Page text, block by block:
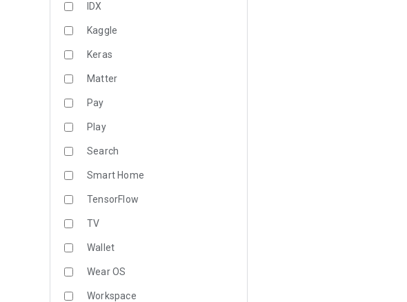
IDX
Kaggle
Keras
Matter
Pay
Play
Search
Smart Home
TensorFlow
TV
Wallet
Wear OS
Workspace